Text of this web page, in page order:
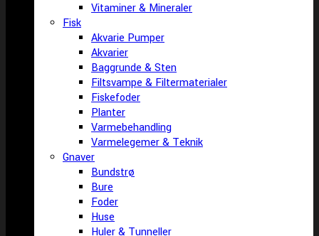
Vitaminer & Mineraler
Fisk
Akvarie Pumper
Akvarier
Baggrunde & Sten
Filtsvampe & Filtermaterialer
Fiskefoder
Planter
Varmebehandling
Varmelegemer & Teknik
Gnaver
Bundstrø
Bure
Foder
Huse
Huler & Tunneller